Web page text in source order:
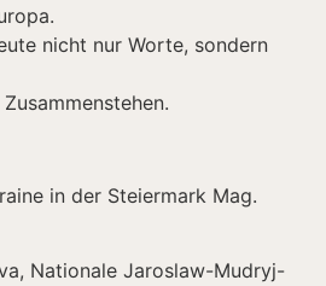
nicht nur Worte, sondern
in der Steiermark Mag.
Nationale Jaroslaw-Mudryj-